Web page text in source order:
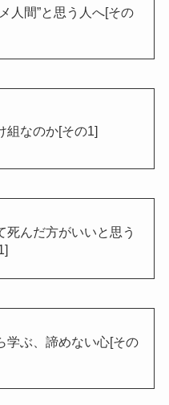
人間”と思う人へ[その
組なのか[その1]
死んだ方がいいと思う
学ぶ、諦めない心[その